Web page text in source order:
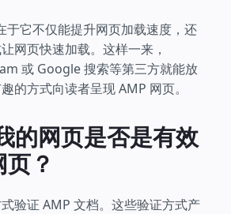
于它不仅能提升网页加载速度，还
网页快速加载。这样一来，
或 Google 搜索等第三方就能放
的方式向读者呈现 AMP 网页。
的网页是否是有效
？
验证 AMP 文档。这些验证方式产